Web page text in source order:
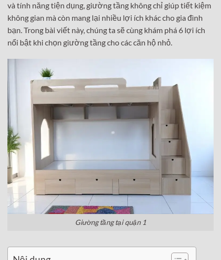
và tính năng tiện dụng, giường tầng không chỉ giúp tiết kiệm
không gian mà còn mang lại nhiều lợi ích khác cho gia đình
bạn. Trong bài viết này, chúng ta sẽ cùng khám phá 6 lợi ích
nổi bật khi chọn giường tầng cho các căn hộ nhỏ.
Giường tầng tại quận 1